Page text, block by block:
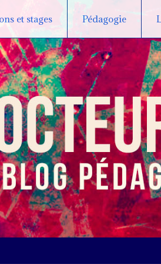
et stages Pédagogie